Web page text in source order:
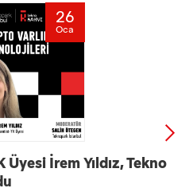
26
Oca
İrem Yıldız, Tekno